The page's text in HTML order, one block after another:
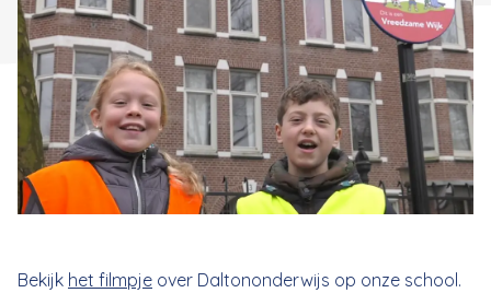
Bekijk het filmpje over Daltononderwijs op onze school.